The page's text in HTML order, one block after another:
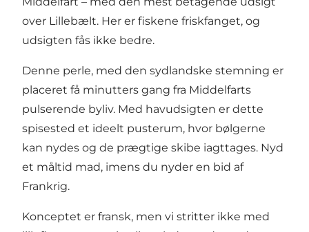
over Lillebælt. Her er fiskene friskfanget, og
udsigten fås ikke bedre.
Denne perle, med den sydlandske stemning er
placeret få minutters gang fra Middelfarts
pulserende byliv. Med havudsigten er dette
spisested et ideelt pusterum, hvor bølgerne
kan nydes og de prægtige skibe iagttages. Nyd
et måltid mad, imens du nyder en bid af
Frankrig.
Konceptet er fransk, men vi stritter ikke med